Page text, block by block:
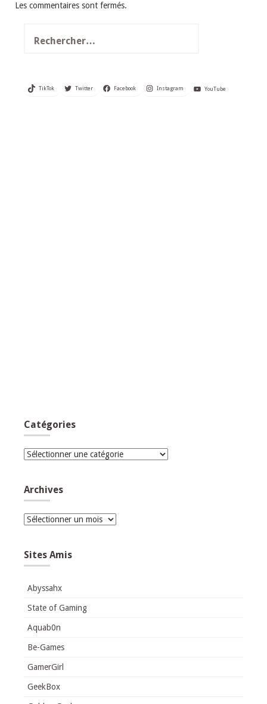
Les commentaires sont fermés.
TikTok Twitter Facebook Instagram YouTube
Catégories
Catégories
Archives
Archives
Sites Amis
Abyssahx
State of Gaming
Aquab0n
Be-Games
GamerGirl
GeekBox